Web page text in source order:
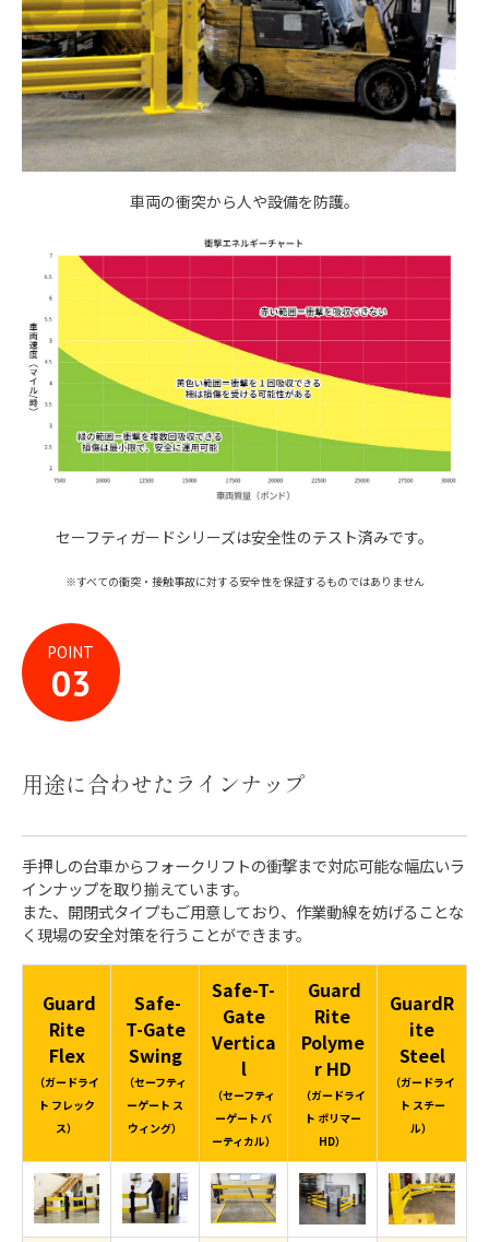
車両の衝突から人や設備を防護。
セーフティガードシリーズは安全性のテスト済みです。
※すべての衝突・接触事故に対する安全性を保証するものではありません
POINT
用途に合わせたラインナップ
手押しの台車からフォークリフトの衝撃まで対応可能な幅広いラ
インナップを取り揃えています。
また、開閉式タイプもご用意しており、作業動線を妨げることな
く現場の安全対策を行うことができます。
Guard
Rite
Flex
（ガードライ
ト フレック
ス）
Safe-
T-Gate
Swing
（セーフティ
ーゲート ス
ウィング）
Safe-T-
Gate
Vertica
l
（セーフティ
ーゲート バ
ーティカル）
Guard
Rite
Polyme
r HD
（ガードライ
ト ポリマー
HD）
GuardR
ite
Steel
（ガードライ
ト スチー
ル）